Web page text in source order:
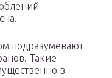
подразумевают
Такие
в